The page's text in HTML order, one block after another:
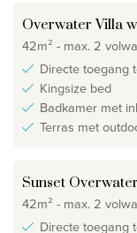
Overwater Villa
42m² - max. 2
Directe toegang
Kingsize bed
Badkamer met
Terras met
Sunset
42m² - max. 2
Directe toegang